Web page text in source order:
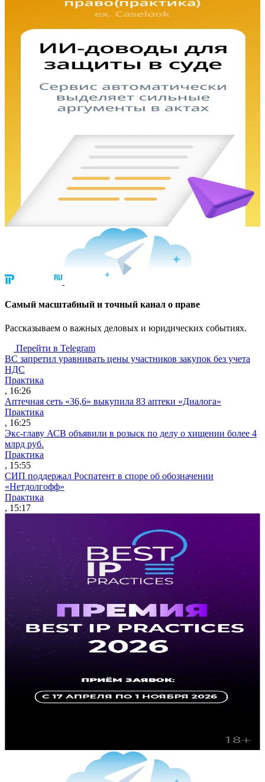
Cамый масштабный и точный канал о праве
Рассказываем о важных деловых и юридических событиях.
Перейти в Telegram
ВС запретил уравнивать цены участников закупок без учета
НДС
Практика
, 16:26
Аптечная сеть «36,6» выкупила 83 аптеки «Диалога»
Практика
, 16:25
Экс-главу АСВ объявили в розыск по делу о хищении более 4
млрд руб.
Практика
, 15:55
СИП поддержал Роспатент в споре об обозначении
«Нетдолгофф»
Практика
, 15:17